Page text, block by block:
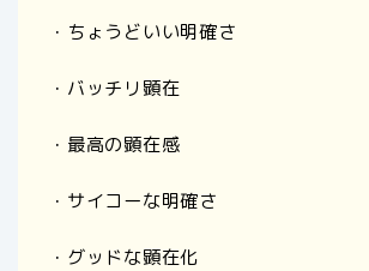
・ちょうどいい明確さ
・バッチリ顕在
・最高の顕在感
・サイコーな明確さ
・グッドな顕在化